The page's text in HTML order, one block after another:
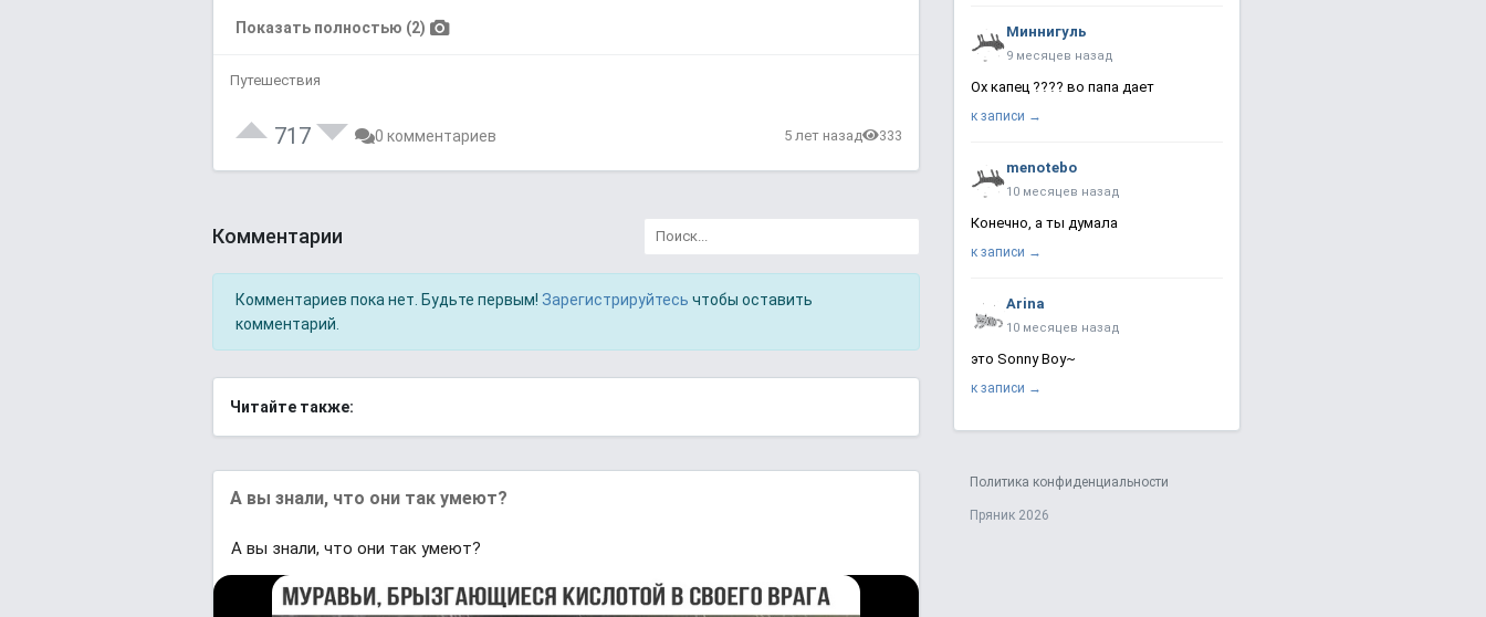
Показать полностью (2)
Путешествия
717 0 комментариев 5 лет назад 333
Комментарии
Комментариев пока нет. Будьте первым! Зарегистрируйтесь чтобы оставить
комментарий.
Читайте также:
А вы знали, что они так умеют?
А вы знали, что они так умеют?
Миннигуль
9 месяцев назад
Ох капец ???? во папа дает
к записи →
menotebo
10 месяцев назад
Конечно, а ты думала
к записи →
Arina
10 месяцев назад
это Sonny Boy~
к записи →
Политика конфиденциальности
Пряник 2026